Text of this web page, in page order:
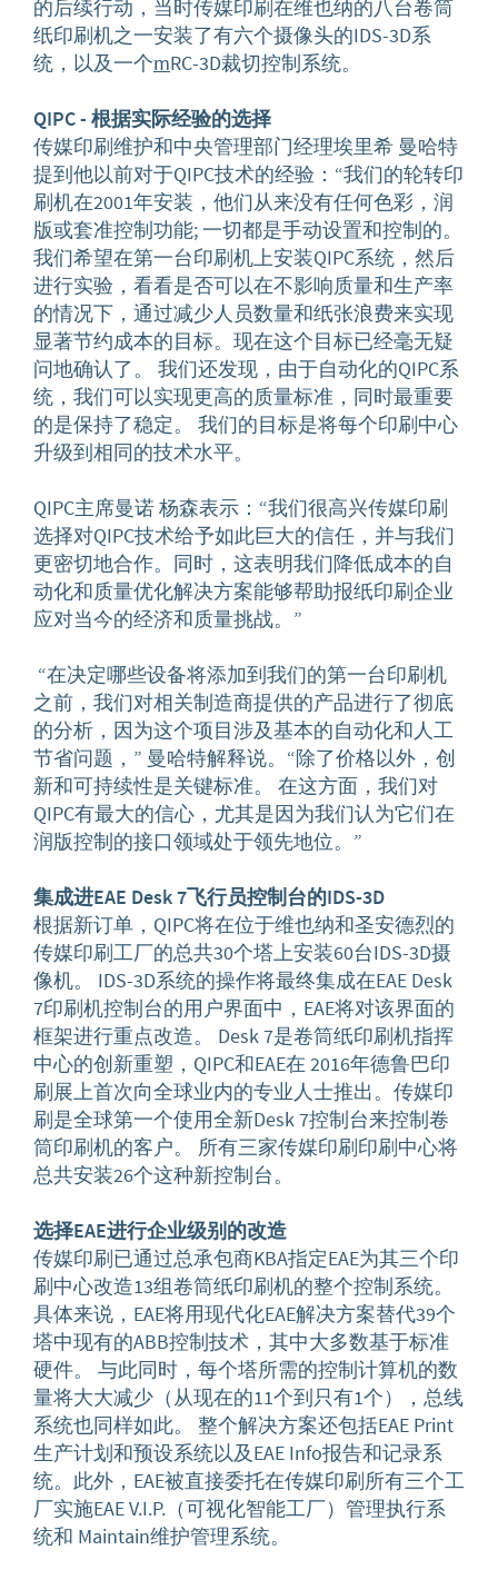
的后续行动，当时传媒印刷在维也纳的八台卷筒
纸印刷机之一安装了有六个摄像头的IDS-3D系
统，以及一个mRC-3D裁切控制系统。
QIPC - 根据实际经验的选择
传媒印刷维护和中央管理部门经理埃里希 曼哈特
提到他以前对于QIPC技术的经验：“我们的轮转印
刷机在2001年安装，他们从来没有任何色彩，润
版或套准控制功能; 一切都是手动设置和控制的。
我们希望在第一台印刷机上安装QIPC系统，然后
进行实验，看看是否可以在不影响质量和生产率
的情况下，通过减少人员数量和纸张浪费来实现
显著节约成本的目标。现在这个目标已经毫无疑
问地确认了。 我们还发现，由于自动化的QIPC系
统，我们可以实现更高的质量标准，同时最重要
的是保持了稳定。 我们的目标是将每个印刷中心
升级到相同的技术水平。
QIPC主席曼诺 杨森表示：“我们很高兴传媒印刷
选择对QIPC技术给予如此巨大的信任，并与我们
更密切地合作。同时，这表明我们降低成本的自
动化和质量优化解决方案能够帮助报纸印刷企业
应对当今的经济和质量挑战。”
“在决定哪些设备将添加到我们的第一台印刷机
之前，我们对相关制造商提供的产品进行了彻底
的分析，因为这个项目涉及基本的自动化和人工
节省问题，” 曼哈特解释说。“除了价格以外，创
新和可持续性是关键标准。 在这方面，我们对
QIPC有最大的信心，尤其是因为我们认为它们在
润版控制的接口领域处于领先地位。”
集成进EAE Desk 7飞行员控制台的IDS-3D
根据新订单，QIPC将在位于维也纳和圣安德烈的
传媒印刷工厂的总共30个塔上安装60台IDS-3D摄
像机。 IDS-3D系统的操作将最终集成在EAE Desk
7印刷机控制台的用户界面中，EAE将对该界面的
框架进行重点改造。 Desk 7是卷筒纸印刷机指挥
中心的创新重塑，QIPC和EAE在 2016年德鲁巴印
刷展上首次向全球业内的专业人士推出。传媒印
刷是全球第一个使用全新Desk 7控制台来控制卷
筒印刷机的客户。 所有三家传媒印刷印刷中心将
总共安装26个这种新控制台。
选择EAE进行企业级别 的改造
传媒印刷已通过总承包商KBA指定EAE为其三个印
刷中心改造13组卷筒纸印刷机的整个控制系统。
具体来说，EAE将用现代化EAE解决方案替代39个
塔中现有的ABB控制技术，其中大多数基于标准
硬件。 与此同时，每个塔所需的控制计算机的数
量将大大减少（从现在的11个到只有1个），总线
系统也同样如此。 整个解决方案还包括EAE Print
生产计划和预设系统以及EAE Info报告和记录系
统。此外，EAE被直接委托在传媒印刷所有三个工
厂实施EAE V.I.P.（可视化智能工厂）管理执行系
统和 Maintain维护管理系统。